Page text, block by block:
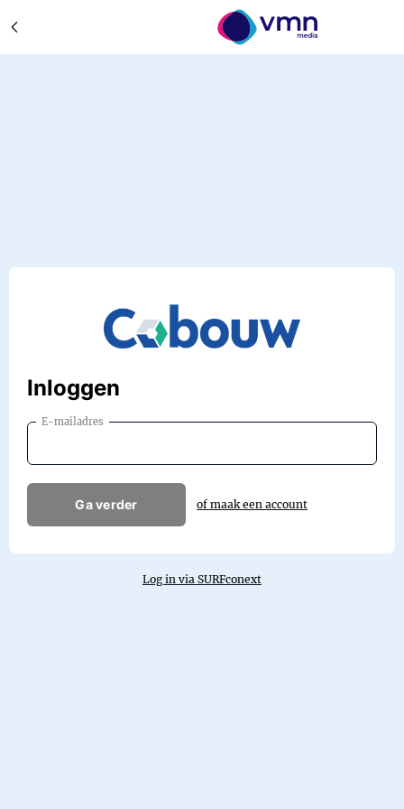
Inloggen
E-mailadres
Ga verder of maak een account
Log in via SURFconext